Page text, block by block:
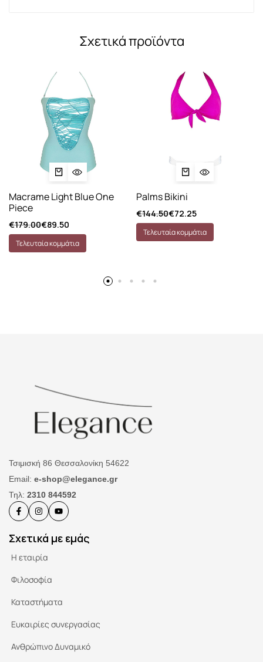
Σχετικά προϊόντα
Macrame Light Blue One
Piece
€179.00€89.50
Τελευταία κομμάτια
Palms Bikini
€144.50€72.25
Τελευταία κομμάτια
Τσιμισκή 86 Θεσσαλονίκη 54622
Email: e-shop@elegance.gr
Τηλ: 2310 844592
Σχετικά με εμάς
Η εταιρία
Φιλοσοφία
Καταστήματα
Ευκαιρίες συνεργασίας
Ανθρώπινο Δυναμικό